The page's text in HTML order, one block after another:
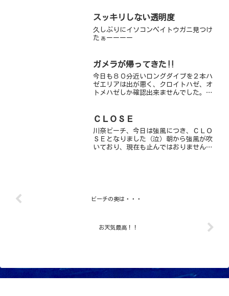
スッキリしない透明度
久しぶりにイソコンペイトウガニ見つけ
たぁーーーー
ガメラが帰ってきた‼️
今日も８０分近いロングダイブを２本ハ
ゼエリアは出が悪く、クロイトハゼ、オ
トメハゼしか確認出来ませんでした。オ
スジフエダイ、ロクセンフエダイは変わ
ＣＬＯＳＥ
川奈ビーチ、今日は強風につき、ＣＬＯ
ＳＥとなりました（泣）朝から強風が吹
いており、現在も止んではおりません明
ビーチの奥は・・・
お天気最高！！